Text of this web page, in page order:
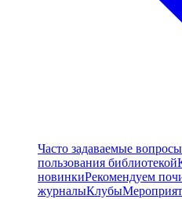
Часто задаваемые вопросы
пользования библиотекой
новинкиРекомендуем
журналыКлубы